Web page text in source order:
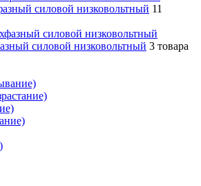
силовой низковольтный 11
силовой низковольтный 3 товара